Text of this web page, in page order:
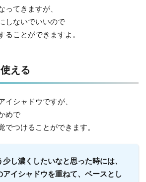
ってきますが、
しないでいいので
ることができますよ。
える
イシャドウですが、
めで
でつけることができます。
少し濃くしたいなと思った時には、
アイシャドウを重ねて、ベースとし